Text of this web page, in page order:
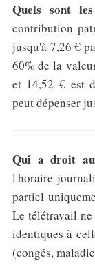
Quels sont
contribution
jusqu'à 7,26 €
60% de la
et 14,52 € est
peut dépenser
Qui a droit
l'horaire
partiel
Le télétravail
identiques à
(congés,